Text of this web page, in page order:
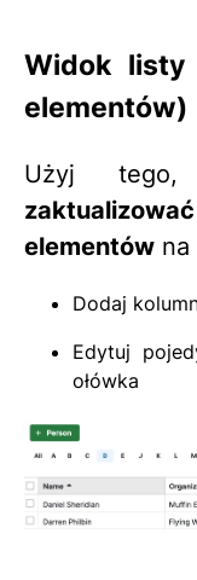
Widok listy
elementów)
Użyj
elementów na
Dodaj
Edytuj
ołówka